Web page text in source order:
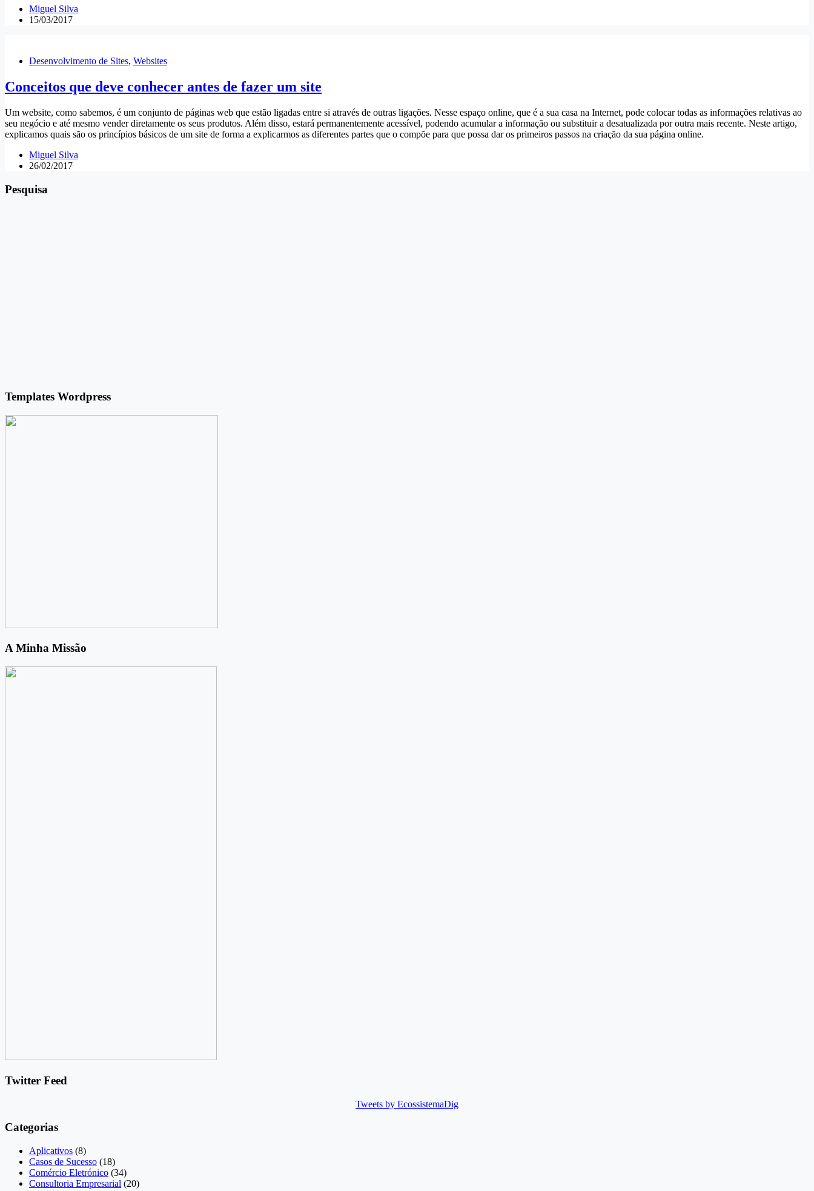
Miguel Silva
15/03/2017
Desenvolvimento de Sites, Websites
Conceitos que deve conhecer antes de fazer um site
Um website, como sabemos, é um conjunto de páginas web que estão ligadas entre si através de outras ligações. Nesse espaço online, que é a sua casa na Internet, pode colocar todas as informações relativas ao
seu negócio e até mesmo vender diretamente os seus produtos. Além disso, estará permanentemente acessível, podendo acumular a informação ou substituir a desatualizada por outra mais recente. Neste artigo,
explicamos quais são os princípios básicos de um site de forma a explicarmos as diferentes partes que o compõe para que possa dar os primeiros passos na criação da sua página online.
Miguel Silva
26/02/2017
Pesquisa
Templates Wordpress
A Minha Missão
Twitter Feed
Tweets by EcossistemaDig
Categorias
Aplicativos (8)
Casos de Sucesso (18)
Comércio Eletrónico (34)
Consultoria Empresarial (20)